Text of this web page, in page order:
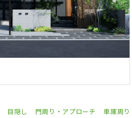
目隠し 門周り・アプローチ 車庫周り